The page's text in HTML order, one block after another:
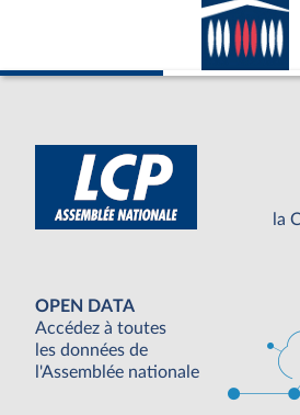
la
OPEN DATA
Accédez à toutes
les données de
l'Assemblée nationale